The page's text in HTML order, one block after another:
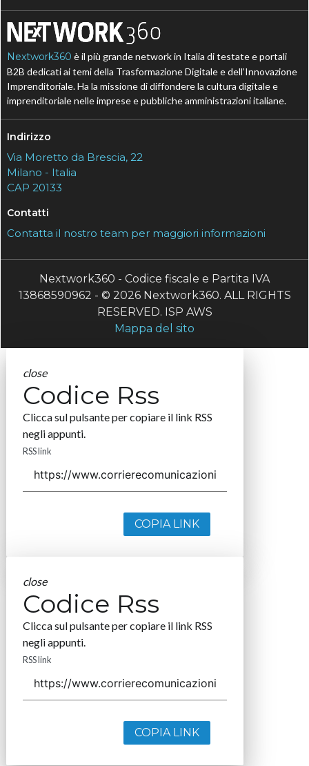
Nextwork360 è il più grande network in Italia di testate e portali
B2B dedicati ai temi della Trasformazione Digitale e dell’Innovazione
Imprenditoriale. Ha la missione di diffondere la cultura digitale e
imprenditoriale nelle imprese e pubbliche amministrazioni italiane.
Indirizzo
Via Moretto da Brescia, 22
Milano - Italia
CAP 20133
Contatti
Contatta il nostro team per maggiori informazioni
Nextwork360 - Codice fiscale e Partita IVA
13868590962 - © 2026 Nextwork360. ALL RIGHTS
RESERVED. ISP AWS
Mappa del sito
close
Codice Rss
Clicca sul pulsante per copiare il link RSS
negli appunti.
RSS link
COPIA LINK
close
Codice Rss
Clicca sul pulsante per copiare il link RSS
negli appunti.
RSS link
COPIA LINK